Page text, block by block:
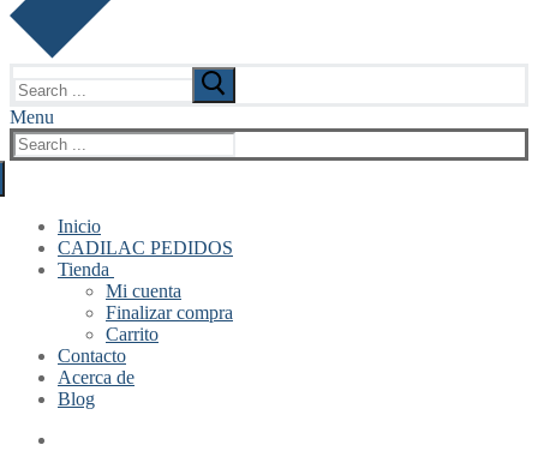
for:
Menu
Search
for:
Inicio
CADILAC PEDIDOS
Tienda
Mi cuenta
Finalizar compra
Carrito
Contacto
Acerca de
Blog